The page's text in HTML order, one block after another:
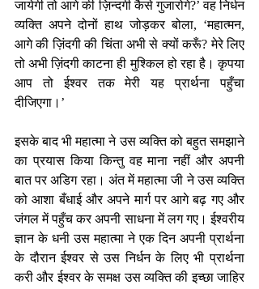
जायेगी तो आगे की ज़िन्दगी कैसे गुजारोगे?’ वह निर्धन
व्यक्ति अपने दोनों हाथ जोड़कर बोला, ‘महात्मन,
आगे की ज़िंदगी की चिंता अभी से क्यों करूँ? मेरे लिए
तो अभी ज़िंदगी काटना ही मुश्किल हो रहा है। कृपया
आप तो ईश्वर तक मेरी यह प्रार्थना पहुँचा
दीजिएगा।’
इसके बाद भी महात्मा ने उस व्यक्ति को बहुत समझाने
का प्रयास किया किन्तु वह माना नहीं और अपनी
बात पर अडिग रहा। अंत में महात्मा जी ने उस व्यक्ति
को आशा बँधाई और अपने मार्ग पर आगे बढ़ गए और
जंगल में पहुँच कर अपनी साधना में लग गए। ईश्वरीय
ज्ञान के धनी उस महात्मा ने एक दिन अपनी प्रार्थना
के दौरान ईश्वर से उस निर्धन के लिए भी प्रार्थना
करी और ईश्वर के समक्ष उस व्यक्ति की इच्छा जाहिर